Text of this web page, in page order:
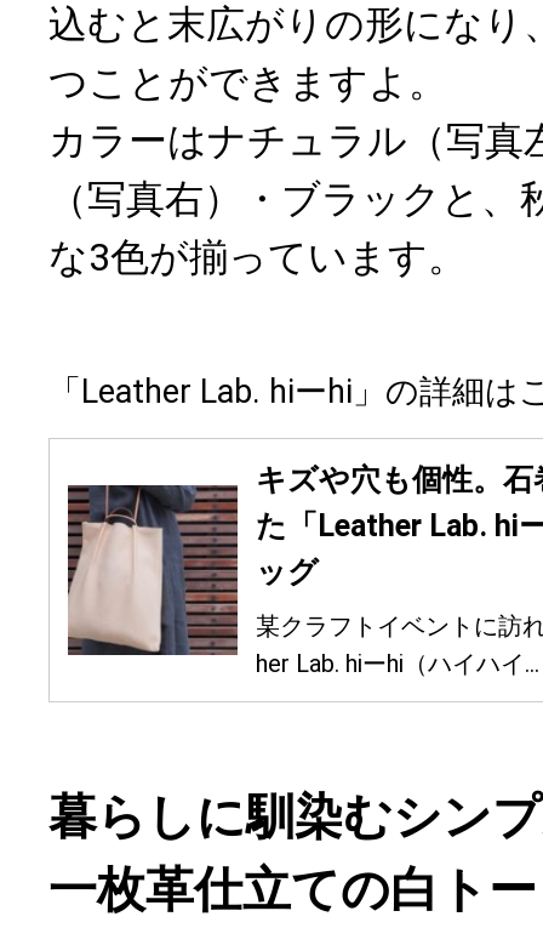
込むと末広がりの形になり
つことができますよ。
カラーはナチュラル（写真
（写真右）・ブラックと
な3色が揃っています。
「Leather Lab. hiーhi」の詳細は
キズや穴も個性。
た「Leather Lab. hi
ッグ
某クラフトイベントに訪
her Lab. hiーhi（ハイハイ...
暮らしに馴染むシン
一枚革仕立ての白ト